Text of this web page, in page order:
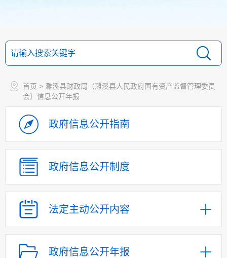
首页 > 濉溪县财政局（濉溪县人民政府国有资产监督管理委员
会）信息公开年报
政府信息公开指南
政府信息公开制度
法定主动公开内容
政府信息公开年报